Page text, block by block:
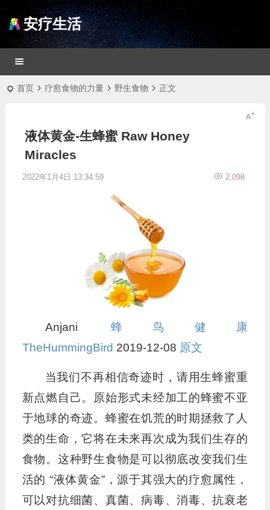
安疗生活
首页 疗愈食物的力量 野生食物 正文
液体黄金-生蜂蜜 Raw Honey
Miracles
2022年1月4日 13:34:59 2,098
Anjani 蜂鸟健康
TheHummingBird 2019-12-08 原文
当我们不再相信奇迹时，请用生蜂蜜重
新点燃自己。原始形式未经加工的蜂蜜不亚
于地球的奇迹。蜂蜜在饥荒的时期拯救了人
类的生命，它将在未来再次成为我们生存的
食物。这种野生食物是可以彻底改变我们生
活的 “液体黄金”，源于其强大的疗愈属性，
可以对抗细菌、真菌、病毒、消毒、抗衰老